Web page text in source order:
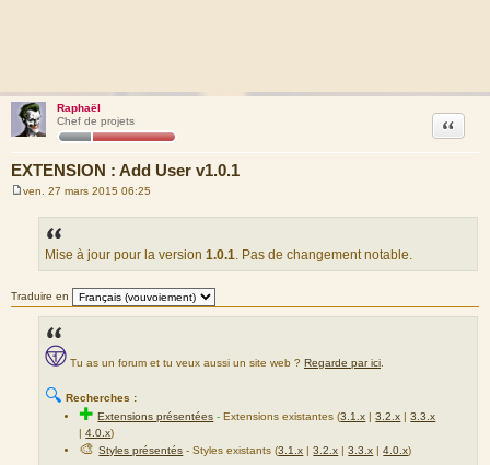
Raphaël
Chef de projets
EXTENSION : Add User v1.0.1
Citation
ven. 27 mars 2015 06:25
Mise à jour pour la version 1.0.1. Pas de changement notable.
Traduire en
Tu as un forum et tu veux aussi un site web ? Regarde par ici
🔍 Recherches :
✚Extensions présentées -Extensions existantes (3.1.x |3.2.x |3.3.x
|4.0.x)
🎨Styles présentés - Styles existants (3.1.x |3.2.x |3.3.x |4.0.x)